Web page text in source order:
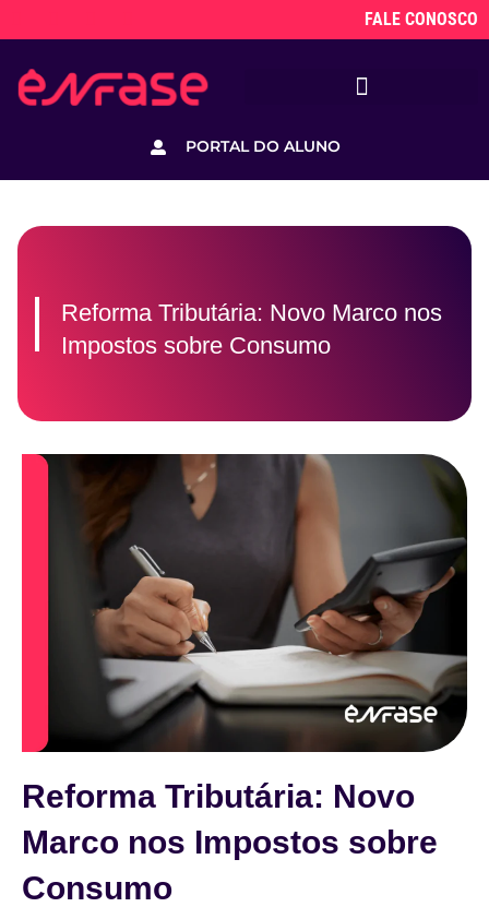
FALE CONOSCO
PORTAL DO ALUNO
Reforma Tributária: Novo Marco nos
Impostos sobre Consumo
Reforma Tributária: Novo
Marco nos Impostos sobre
Consumo